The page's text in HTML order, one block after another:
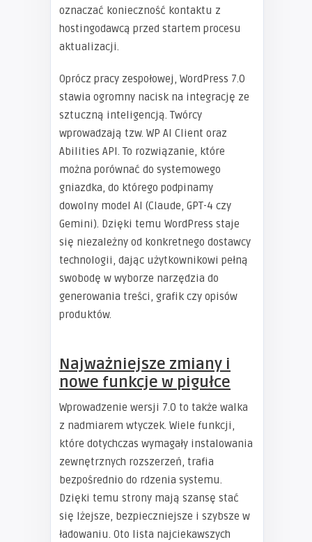
oznaczać konieczność kontaktu z
hostingodawcą przed startem procesu
aktualizacji.
Oprócz pracy zespołowej, WordPress 7.0
stawia ogromny nacisk na integrację ze
sztuczną inteligencją. Twórcy
wprowadzają tzw. WP AI Client oraz
Abilities API. To rozwiązanie, które
można porównać do systemowego
gniazdka, do którego podpinamy
dowolny model AI (Claude, GPT-4 czy
Gemini). Dzięki temu WordPress staje
się niezależny od konkretnego dostawcy
technologii, dając użytkownikowi pełną
swobodę w wyborze narzędzia do
generowania treści, grafik czy opisów
produktów.
Najważniejsze zmiany i
nowe funkcje w pigułce
Wprowadzenie wersji 7.0 to także walka
z nadmiarem wtyczek. Wiele funkcji,
które dotychczas wymagały instalowania
zewnętrznych rozszerzeń, trafia
bezpośrednio do rdzenia systemu.
Dzięki temu strony mają szansę stać
się lżejsze, bezpieczniejsze i szybsze w
ładowaniu. Oto lista najciekawszych